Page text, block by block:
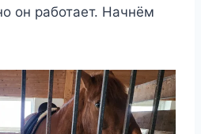
он работает. Начнём